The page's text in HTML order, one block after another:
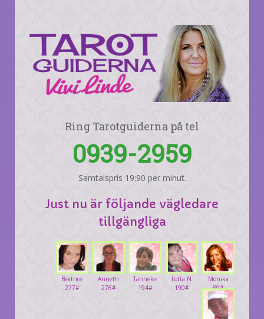
Ring Tarotguiderna på tel
0939-2959
Samtalspris 19:90 per minut.
Just nu är följande vägledare
tillgängliga
Monika
89#
Lotta N
190#
Tanneke
194#
Anneth
276#
Beatrice
277#